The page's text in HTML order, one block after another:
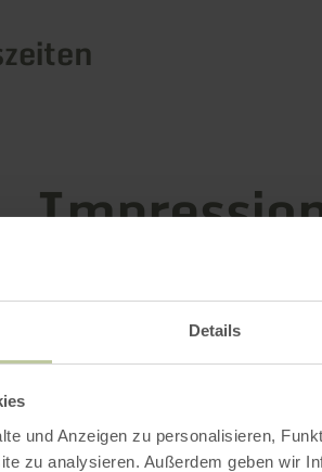
Details
und Anzeigen zu personalisieren,
zu analysieren. Außerdem geben wir